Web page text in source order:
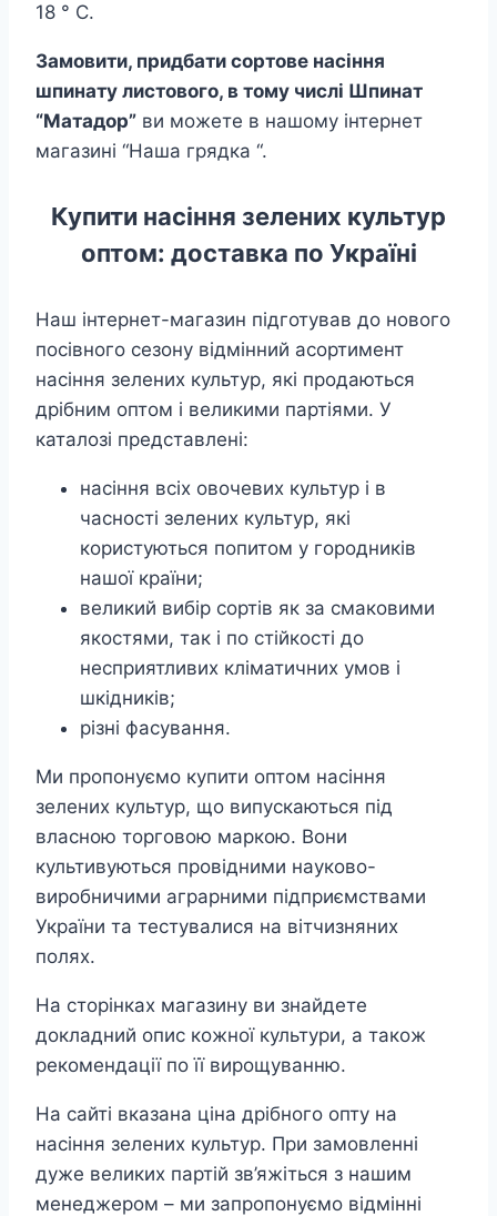
18 ° С.
Замовити, придбати сортове насіння
шпинату листового, в тому числі Шпинат
“Матадор” ви можете в нашому інтернет
магазині “Наша грядка “.
Купити насіння зелених культур
оптом: доставка по Україні
Наш інтернет-магазин підготував до нового
посівного сезону відмінний асортимент
насіння зелених культур, які продаються
дрібним оптом і великими партіями. У
каталозі представлені:
насіння всіх овочевих культур і в
часності зелених культур, які
користуються попитом у городників
нашої країни;
великий вибір сортів як за смаковими
якостями, так і по стійкості до
несприятливих кліматичних умов і
шкідників;
різні фасування.
Ми пропонуємо купити оптом насіння
зелених культур, що випускаються під
власною торговою маркою. Вони
культивуються провідними науково-
виробничими аграрними підприємствами
України та тестувалися на вітчизняних
полях.
На сторінках магазину ви знайдете
докладний опис кожної культури, а також
рекомендації по її вирощуванню.
На сайті вказана ціна дрібного опту на
насіння зелених культур. При замовленні
дуже великих партій зв’яжіться з нашим
менеджером – ми запропонуємо відмінні